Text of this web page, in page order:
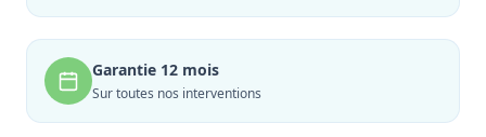
Garantie 12 mois
Sur toutes nos interventions